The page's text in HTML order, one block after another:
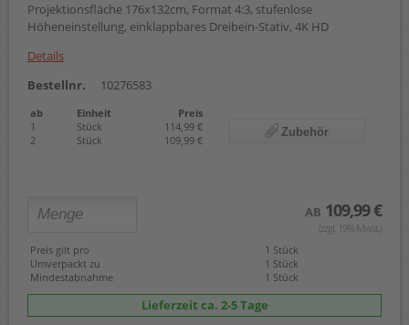
Projektionsfläche 176x132cm, Format 4:3, stufenlose
Höheneinstellung, einklappbares Dreibein-Stativ, 4K HD
Details
Bestellnr.
10276583
ab Einheit
Preis
1
Stück
114,99 €
2
Stück 109,99 €
Zubehör
AB 109,99 €
(zzgl. 19% Mwst.)
Preis gilt pro
1 Stück
Umverpackt zu
1 Stück
Mindestabnahme
1 Stück
Lieferzeit ca. 2-5 Tage